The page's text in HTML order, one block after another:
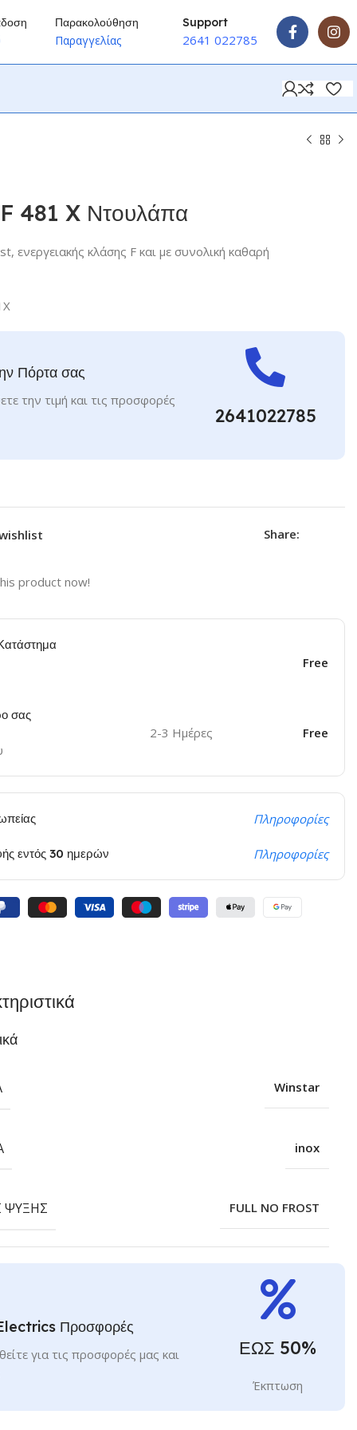
Παρακολούθηση
Παραγγελίας
Support
2641 022785
481 X Ντουλάπα
ενεργειακής κλάσης F και με συνολική καθαρή
Πόρτα σας
την τιμή και τις προσφορές
2641022785
Share:
product now!
Free
σας
2-3 Ημέρες Free
Πληροφορίες
εντός 30 ημερών Πληροφορίες
Winstar
inox
ΨΎΞΗΣ FULL NO FROST
Προσφορές
για τις προσφορές μας και
ΕΩΣ 50%
Έκπτωση